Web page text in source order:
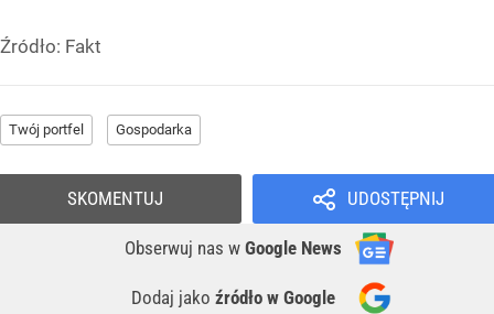
Źródło: Fakt
Twój portfel Gospodarka
UDOSTĘPNIJ
Obserwuj nas w Google News
Dodaj jako źródło w Google
SKOMENTUJ